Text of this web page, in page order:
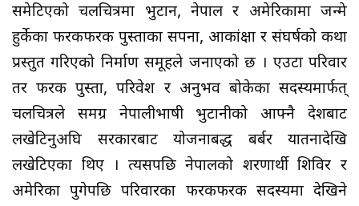
समेटिएको चलचित्रमा भुटान, नेपाल र अमेरिकामा जन्मे
हुर्केका फरकफरक पुस्ताका सपना, आकांक्षा र संघर्षको कथा
प्रस्तुत गरिएको निर्माण समूहले जनाएको छ । एउटा परिवार
तर फरक पुस्ता, परिवेश र अनुभव बोकेका सदस्यमार्फत्
चलचित्रले समग्र नेपालीभाषी भुटानीको आफ्नै देशबाट
लखेटिनुअघि सरकारबाट योजनाबद्ध बर्बर यातनादेखि
लखेटिएका थिए । त्यसपछि नेपालको शरणार्थी शिविर र
अमेरिका पुगेपछि परिवारका फरकफरक सदस्यमा देखिने